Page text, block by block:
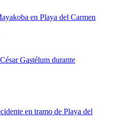
en Playa del Carmen
Gastélum durante
en tramo de Playa del